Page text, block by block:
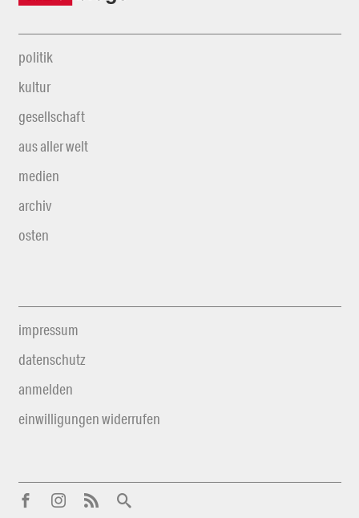
politik
kultur
gesellschaft
aus aller welt
medien
archiv
osten
impressum
datenschutz
anmelden
einwilligungen widerrufen